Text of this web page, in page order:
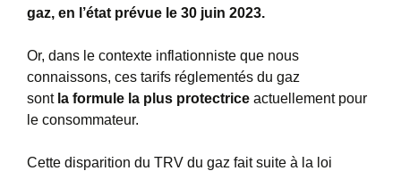
gaz, en l’état prévue le 30 juin 2023.
Or, dans le contexte inflationniste que nous
connaissons, ces tarifs réglementés du gaz
sont la formule la plus protectrice actuellement pour
le consommateur.
Cette disparition du TRV du gaz fait suite à la loi